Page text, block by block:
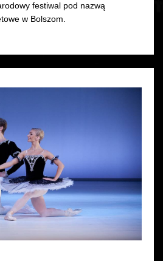
festiwal pod nazwą
w Bolszom.